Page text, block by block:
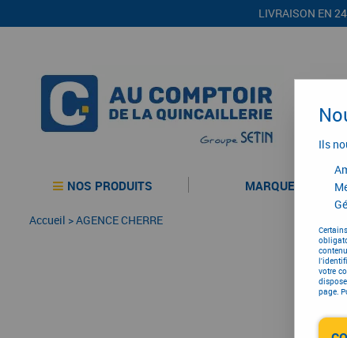
LIVRAISON EN
NOS PRODUITS MARQUES
Accueil >AGENCE CHERRE
Ils
votre
page.